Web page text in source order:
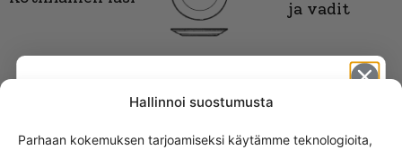
Hallinnoi suostumusta
Parhaan kokemuksen tarjoamiseksi käytämme teknologioita,
ja vadit